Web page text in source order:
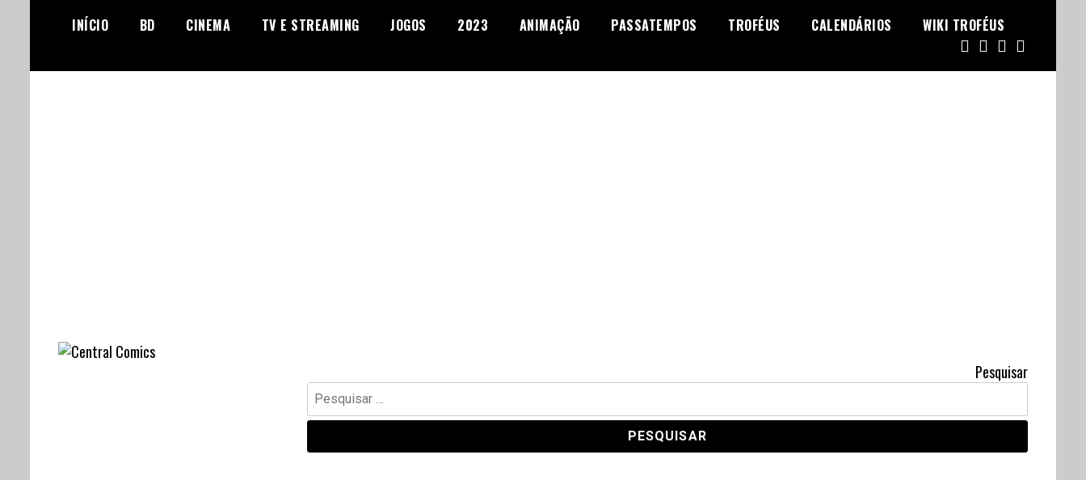
INÍCIO BD CINEMA TV E STREAMING JOGOS 2023 ANIMAÇÃO PASSATEMPOS TROFÉUS CALENDÁRIOS WIKI TROFÉUS
Pesquisar
Pesquisar
por: